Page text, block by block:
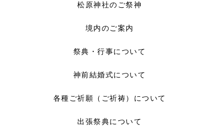
松原神社のご祭神
境内のご案内
祭典・行事について
神前結婚式について
各種ご祈願（ご祈祷）について
出張祭典について